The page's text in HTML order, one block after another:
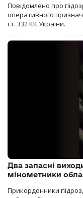
Повідомлено про
оперативного
ст. 332 КК України.
Два запасні
мінометники
Прикордонники